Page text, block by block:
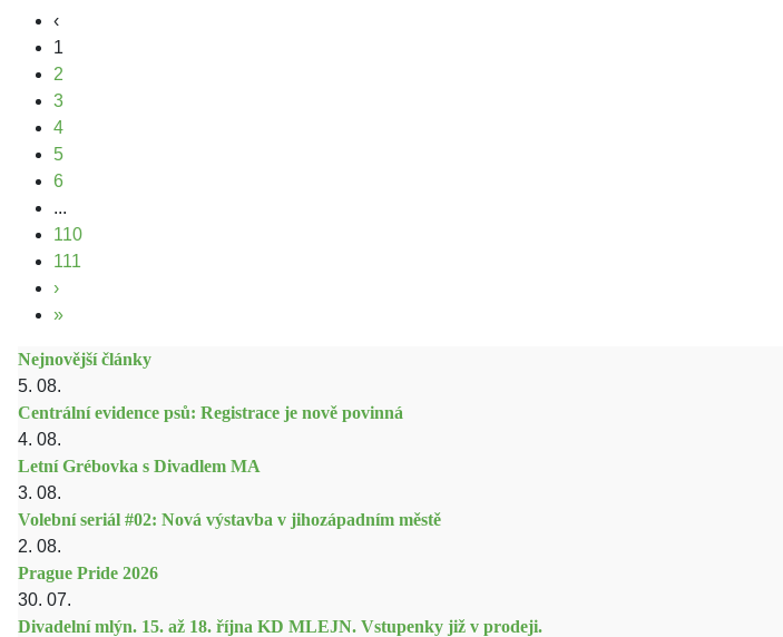
‹
1
2
3
4
5
6
...
110
111
›
»
Nejnovější články
5. 08.
Centrální evidence psů: Registrace je nově povinná
4. 08.
Letní Grébovka s Divadlem MA
3. 08.
Volební seriál #02: Nová výstavba v jihozápadním městě
2. 08.
Prague Pride 2026
30. 07.
Divadelní mlýn. 15. až 18. října KD MLEJN. Vstupenky již v prodeji.